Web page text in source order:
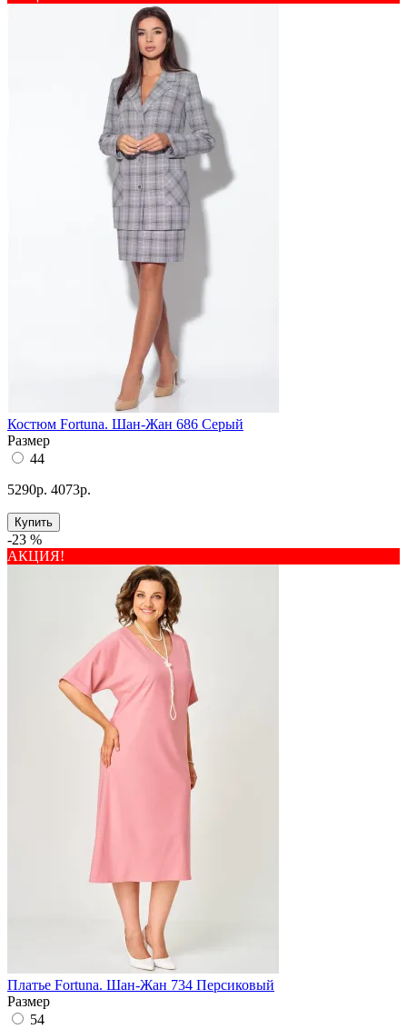
Костюм Fortuna. Шан-Жан 686 Серый
Размер
44
5290р. 4073р.
Купить
-23 %
АКЦИЯ!
Платье Fortuna. Шан-Жан 734 Персиковый
Размер
54